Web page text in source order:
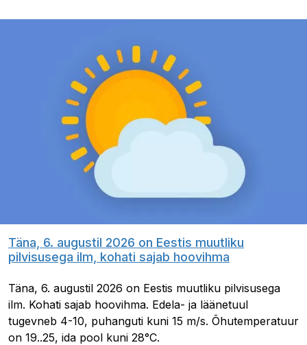
Täna, 6. augustil 2026 on Eestis muutliku
pilvisusega ilm, kohati sajab hoovihma
Täna, 6. augustil 2026 on Eestis muutliku pilvisusega
ilm. Kohati sajab hoovihma. Edela- ja läänetuul
tugevneb 4-10, puhanguti kuni 15 m/s. Õhutemperatuur
on 19..25, ida pool kuni 28°C.